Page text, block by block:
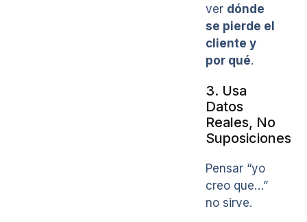
ver dónde
se pierde el
cliente y
por qué.
3. Usa
Datos
Reales, No
Suposiciones
Pensar “yo
creo que…”
no sirve.